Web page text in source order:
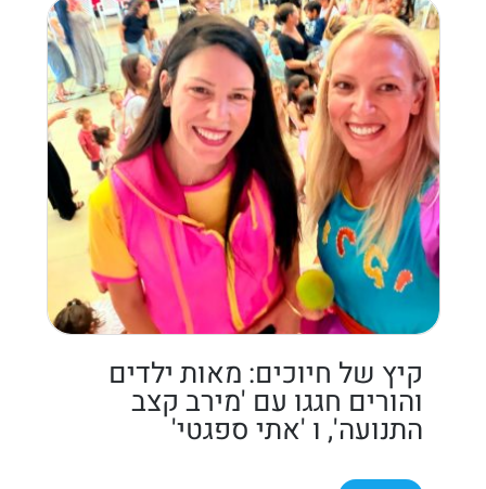
קיץ של חיוכים: מאות ילדים
והורים חגגו עם 'מירב קצב
התנועה', ו 'אתי ספגטי'